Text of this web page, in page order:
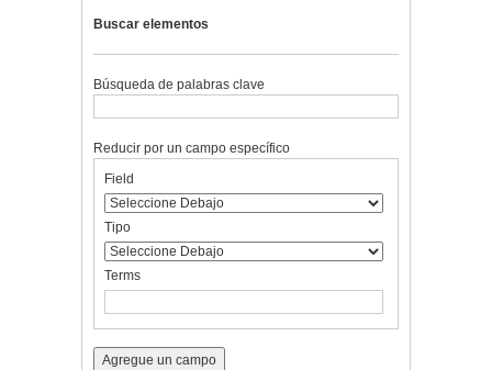
Buscar elementos
Búsqueda de palabras clave
rows
"Reducir
por
específico":
1
Reducir por un campo específico
de
búsqueda
de
búsqueda
de
búsqueda
de
Búsqueda
Field
Tipo
Terms
Agregue un campo